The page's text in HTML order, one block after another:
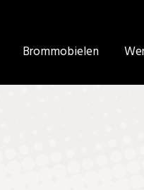
Brommobielen
Brommobielen